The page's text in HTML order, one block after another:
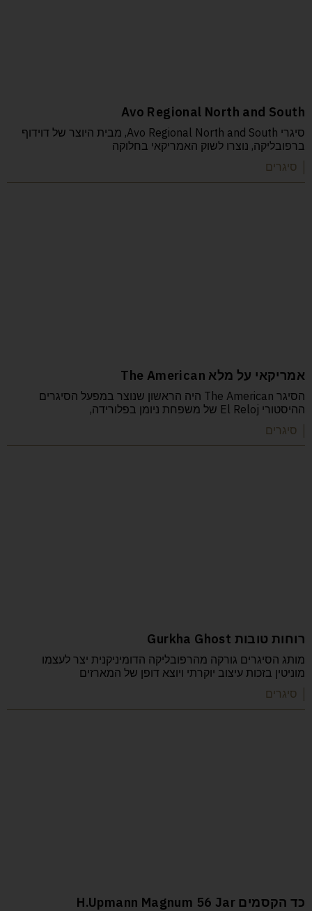
Avo Regional North and South
סיגרי Avo Regional North and South, מבית היוצר של דוידוף
ברפובליקה, נוצרו לשוק האמריקאי בחלוקה
| סיגרים
אמריקאי על מלא The American
הסיגר The American היה הראשון שנוצר במפעל הסיגרים
ההיסטורי El Reloj של משפחת ניומן בפלורידה,
| סיגרים
רוחות טובות Gurkha Ghost
מותג הסיגרים גורקה מהרפובליקה הדומיניקנית יצר לעצמו
מוניטין בזכות עיצוב יוקרתי ויוצא דופן של המארזים
| סיגרים
כד הקסמים H.Upmann Magnum 56 Jar